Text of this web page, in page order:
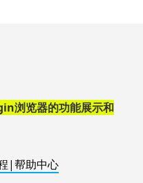
浏览器的功能展示和
|帮助中心